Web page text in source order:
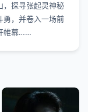
，探寻张起灵神秘
勇，并卷入一场前
帷幕……